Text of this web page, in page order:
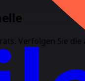
Verfolgen Sie